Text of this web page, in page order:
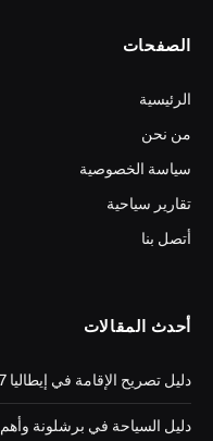
الصفحات
الرئيسية
من نحن
سياسة الخصوصية
تقارير سياحية
أتصل بنا
أحدث المقالات
دليل تصريح الإقامة في إيطاليا 2027: كل ما تحتاج معرفته قبل التقديم
دليل السياحة في برشلونة وأهم